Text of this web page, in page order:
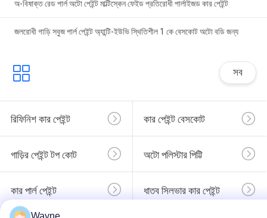
অ-বিষাক্ত রেড পার্ল অটো পেইন্ট মাল্টিস্কেন ফেইড প্রতিরোধী পার্লাইজড কার পেইন্ট
জলরোধী গাড়ি সবুজ পার্ল পেইন্ট অ্যান্টি-ইউভি স্থিতিশীল 1 কে বেসকোট অটো বডি জন্য
সব
রিফিনিশ কার পেইন্ট কার পেইন্ট বেসকোট
গাড়ির পেইন্ট টপ কোট অটো পলিস্টার পিট্টি
কার পার্ল পেইন্ট ধাতব সিলভার কার পেইন্ট
Wayne